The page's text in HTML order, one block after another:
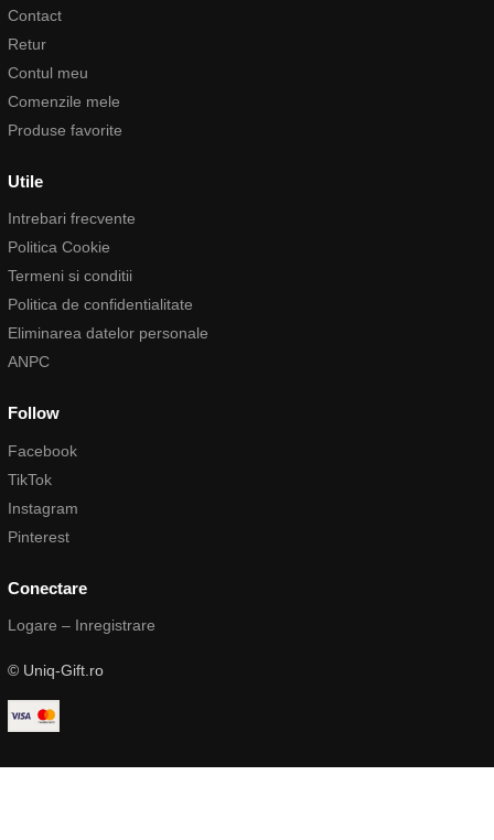
Contact
Retur
Contul meu
Comenzile mele
Produse favorite
Utile
Intrebari frecvente
Politica Cookie
Termeni si conditii
Politica de confidentialitate
Eliminarea datelor personale
ANPC
Follow
Facebook
TikTok
Instagram
Pinterest
Conectare
Logare – Inregistrare
© Uniq-Gift.ro